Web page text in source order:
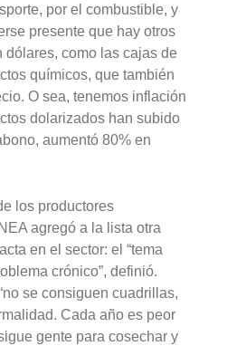
por el combustible, y
presente que hay otros
dólares, como las cajas de
químicos, que también
O sea,tenemos inflación
dolarizados han subido
aumentó 80% en
los productores
agregó a la lista otra
en el sector: el “tema
crónico”, definió.
se consiguen cuadrillas,
Cada año es peor
gente para cosechar y